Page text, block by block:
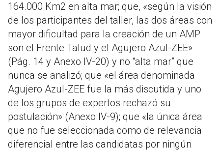
164.000 Km2 en alta mar; que, «según la visión
de los participantes del taller, las dos áreas con
mayor dificultad para la creación de un AMP
son el Frente Talud y el Agujero Azul-ZEE»
(Pág. 14 y Anexo IV-20) y no “alta mar” que
nunca se analizó; que «el área denominada
Agujero Azul-ZEE fue la más discutida y uno
de los grupos de expertos rechazó su
postulación» (Anexo IV-9); que «la única área
que no fue seleccionada como de relevancia
diferencial entre las candidatas por ningún